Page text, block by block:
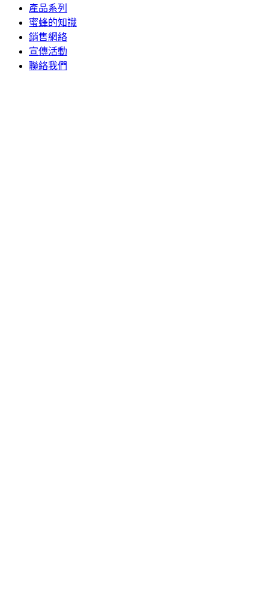
產品系列
蜜蜂的知識
銷售網絡
宣傳活動
聯絡我們